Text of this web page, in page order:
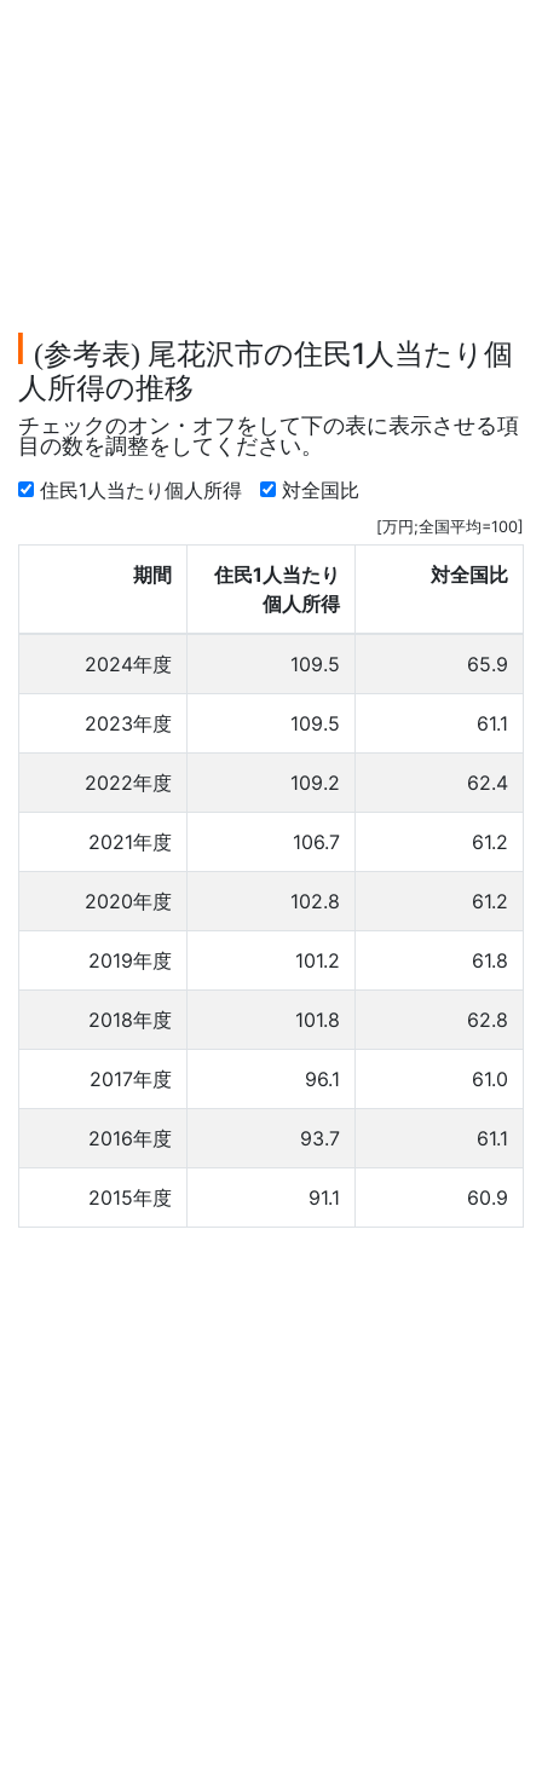
(参考表) 尾花沢市の住民1人当たり個
人所得の推移
チェックのオン・オフをして下の表に表示させる項
目の数を調整をしてください。
住民1人当たり個人所得 対全国比
[万円;全国平均=100]
期間
住民1人当たり
個人所得
対全国比
2024年度 109.5 65.9
2023年度 109.5 61.1
2022年度 109.2 62.4
2021年度 106.7 61.2
2020年度 102.8 61.2
2019年度 101.2 61.8
2018年度 101.8 62.8
2017年度 96.1 61.0
2016年度 93.7 61.1
2015年度 91.1 60.9